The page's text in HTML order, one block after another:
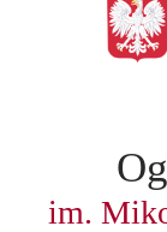
im.